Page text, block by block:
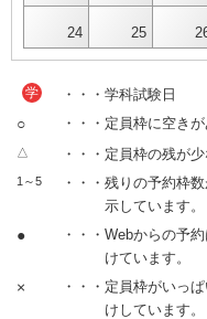
24 25
学 ・・・学科試験日
○ ・・・定員枠に空きが
△ ・・・定員枠の残が
1～5
・・・残りの予約枠
示しています。
●
・・・Webからの予
けています。
×
・・・定員枠がいっ
けしています。